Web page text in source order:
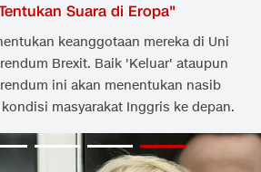
Suara di Eropa"
keanggotaan mereka di Uni
Brexit. Baik 'Keluar' ataupun
ini akan menentukan nasib
masyarakat Inggris ke depan.